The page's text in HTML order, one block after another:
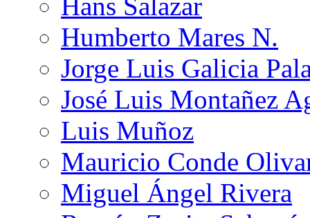
Humberto Mares N.
Jorge Luis Galicia
José Luis Montañez
Luis Muñoz
Mauricio Conde
Miguel Ángel Rivera